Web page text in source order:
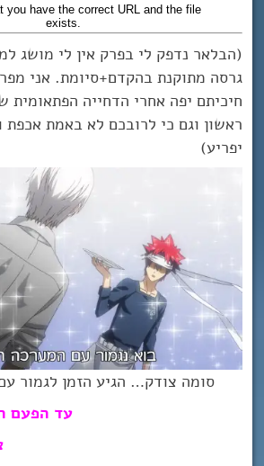
(הבלאר נדפק לי בפרק אין לי מושג
גרסה מתוקנת בהקדם+סיומת. אני
חיכיתם יפה אחרי הדחייה הפתאומית
ראשון וגם כי לרובכם לא באמת
יפריע)
סומה צודק… הגיע הזמן לגמור
עד הפעם